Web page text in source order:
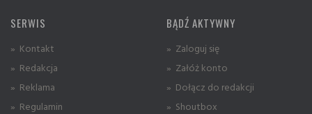
SERWIS
» Kontakt
» Redakcja
» Reklama
» Regulamin
BĄDŹ AKTYWNY
» Zaloguj się
» Załóż konto
» Dołącz do redakcji
» Shoutbox